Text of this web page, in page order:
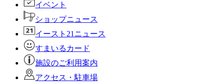
イベント
ショップニュース
イースト21ニュース
すまいるカード
施設のご利用案内
アクセス・駐車場